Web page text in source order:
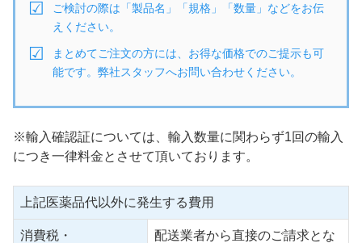
ご検討の際は「製品名」「規格」「数量」などをお伝
えください。
まとめてご注文の方には、お得な価格でのご提示も可
能です。弊社スタッフへお問い合わせください。
※輸入確認証については、輸入数量に関わらず1回の輸入
につき一律料金とさせて頂いております。
上記医薬品代以外に発生する費用
消費税・
配送業者から直接のご請求とな